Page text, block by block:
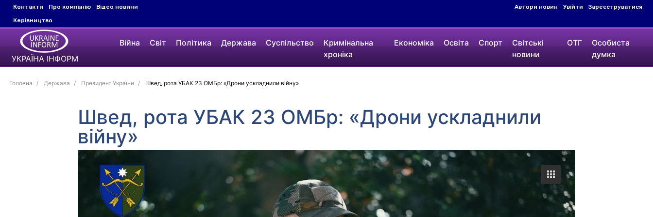
Контакти Про компанію
Відео новини
Керівництво
Автори новин Увійти Зареєструватися
УКРАЇНА ІНФОРМ
Війна Світ Політика Держава Суспільство
Кримінальна
хроніка
Економіка Освіта Спорт
Світські
новини
ОТГ
Особиста
думка
Головна Держава Президент України Швед, рота УБАК 23 ОМБр: «Дрони ускладнили війну»
Швед, рота УБАК 23 ОМБр: «Дрони ускладнили
війну»